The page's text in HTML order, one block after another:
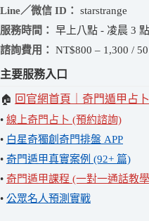
Line／微信 ID：
starstrange
服務時間：
早上八點 - 凌晨 3
諮詢費用：
NT$800 – 1,300 /
主要服務入口
🏠 回官網首頁｜奇門遁甲占
• 線上奇門占卜 (預約諮詢)
• 白星奇獨創奇門排盤 APP
• 奇門遁甲真實案例 (92+ 篇)
• 奇門遁甲課程 (一對一通話教
• 公眾名人預測實戰